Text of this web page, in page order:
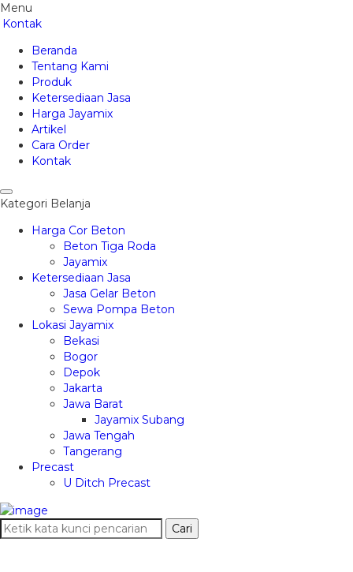
Menu
Kontak
Beranda
Tentang Kami
Produk
Ketersediaan Jasa
Harga Jayamix
Artikel
Cara Order
Kontak
Kategori Belanja
Harga Cor Beton
Beton Tiga Roda
Jayamix
Ketersediaan Jasa
Jasa Gelar Beton
Sewa Pompa Beton
Lokasi Jayamix
Bekasi
Bogor
Depok
Jakarta
Jawa Barat
Jayamix Subang
Jawa Tengah
Tangerang
Precast
U Ditch Precast
Cari